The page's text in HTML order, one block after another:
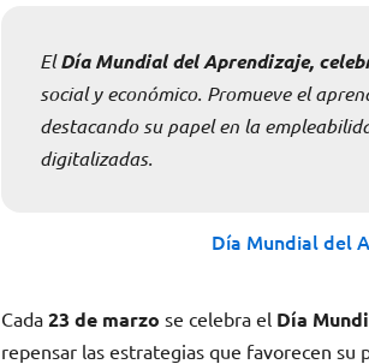
ElDía Mundial del Aprendizaje,
social y económico. Promueve el
destacando su papel en la
digitalizadas.
Día Mundial del
Cada23 de marzo se celebra el Día
repensar las estrategias que favorecen su